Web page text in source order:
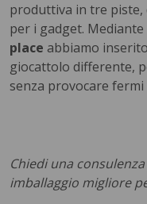
produttiva in tre piste,
per i gadget.
place abbiamo
giocattolo differente,
senza provocare fermi
Chiedi una
imballaggio migliore